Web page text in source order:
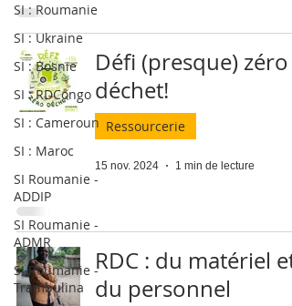
SI : Roumanie
SI : Ukraine
SI : Bosnie
SI : RDCongo
SI : Cameroun
SI : Maroc
SI Roumanie -
ADDIP
SI Roumanie -
ADMR
SI Roumanie -
Trambulina
Défi (presque) zéro
déchet!
Ressourcerie
15 nov. 2024 1 min de lecture
RDC : du matériel et
du personnel